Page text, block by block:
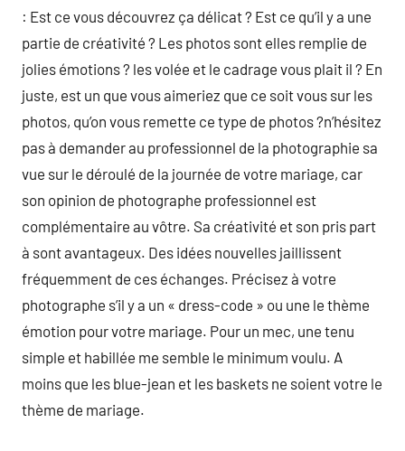
: Est ce vous découvrez ça délicat ? Est ce qu’il y a une
partie de créativité ? Les photos sont elles remplie de
jolies émotions ? les volée et le cadrage vous plait il ? En
juste, est un que vous aimeriez que ce soit vous sur les
photos, qu’on vous remette ce type de photos ?n’hésitez
pas à demander au professionnel de la photographie sa
vue sur le déroulé de la journée de votre mariage, car
son opinion de photographe professionnel est
complémentaire au vôtre. Sa créativité et son pris part
à sont avantageux. Des idées nouvelles jaillissent
fréquemment de ces échanges. Précisez à votre
photographe s’il y a un « dress-code » ou une le thème
émotion pour votre mariage. Pour un mec, une tenu
simple et habillée me semble le minimum voulu. A
moins que les blue-jean et les baskets ne soient votre le
thème de mariage.